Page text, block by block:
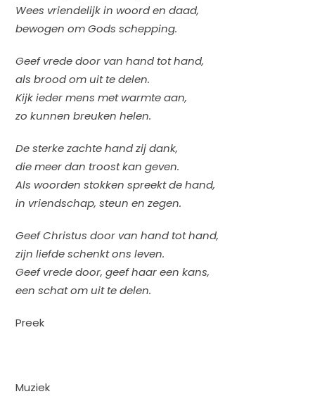
Wees vriendelijk in woord en daad,
bewogen om Gods schepping.
Geef vrede door van hand tot hand,
als brood om uit te delen.
Kijk ieder mens met warmte aan,
zo kunnen breuken helen.
De sterke zachte hand zij dank,
die meer dan troost kan geven.
Als woorden stokken spreekt de hand,
in vriendschap, steun en zegen.
Geef Christus door van hand tot hand,
zijn liefde schenkt ons leven.
Geef vrede door, geef haar een kans,
een schat om uit te delen.
Preek
Muziek